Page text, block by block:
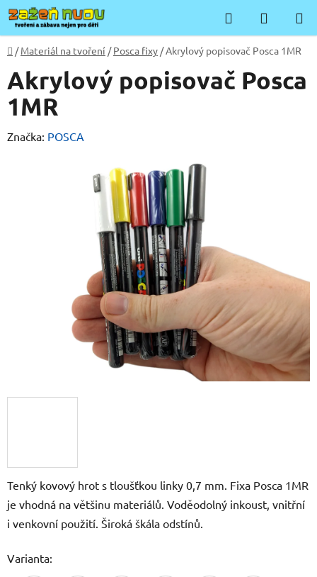
Přejít
na
obsah
Hledat
KOŠÍK
Domů
/ Materiál na tvoření / Posca fixy /Akrylový popisovač Posca 1MR
Tenký kovový hrot s tloušťkou linky 0,7 mm. Fixa Posca 1MR
je vhodná na většinu materiálů. Voděodolný inkoust, vnitřní
i venkovní použití. Široká škála odstínů.
Varianta:
Akrylový popisovač Posca
1MR
Značka: POSCA